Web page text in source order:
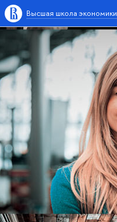
Высшая школа экономики